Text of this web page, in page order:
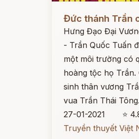
Đức thánh Trần
Hưng Đạo Đại
- Trần Quốc Tuấn
một môi trường có
hoàng tộc họ
sinh thân vương
vua Trần Thái Tông.
27-01-2021
⭐
Truyền thuyết Việt